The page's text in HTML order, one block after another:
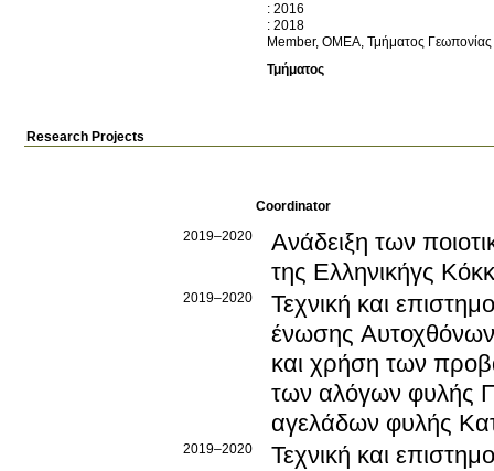
: 2016
: 2018
Member, ΟΜΕΑ, Τμήματος Γεωπονίας
Τμήματος
Research Projects
Coordinator
2019–2020
Ανάδειξη των
της Ελληνικήγς
2019–2020
Τεχνική και
ένωσης
και χρήση των
των αλόγων φυλής
αγελάδων φυλής
2019–2020
Τεχνική και